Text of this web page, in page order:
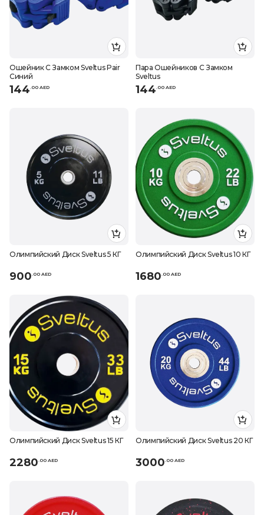
Ошейник С Замком Sveltus Pair
Синий
144.00 AED
Пара Ошейников С Замком
Sveltus
144.00 AED
Олимпийский Диск Sveltus 5 КГ
900 00 AED
Олимпийский Диск Sveltus 10 КГ
1680 00 AED
Олимпийский Диск Sveltus 15 КГ
2280 00 AED
Олимпийский Диск Sveltus 20 КГ
3000 00 AED